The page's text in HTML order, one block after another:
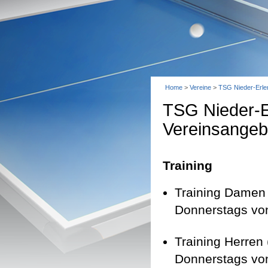
Home > Vereine > TSG Nieder-
TSG Nieder-
Training
Training
Donnerstags
Training Herren
Donnerstags